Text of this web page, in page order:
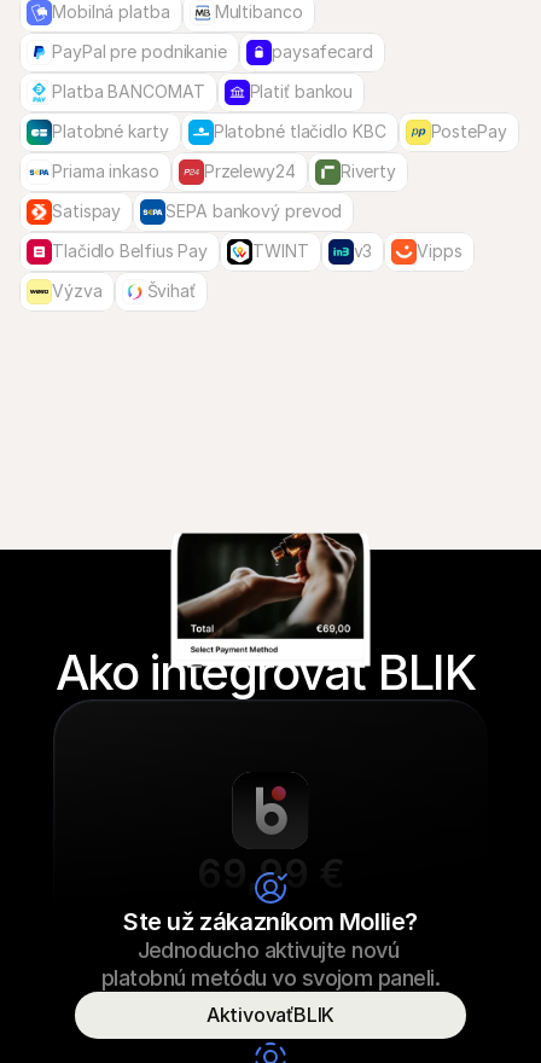
Mobilná platba
Multibanco
PayPal pre podnikanie
paysafecard
Platba BANCOMAT
Platiť bankou
Platobné karty
Platobné tlačidlo KBC
PostePay
Priama inkaso
Przelewy24
Riverty
Satispay
SEPA bankový prevod
Tlačidlo Belfius Pay
TWINT v3
Vipps
Výzva
Švihať
Ako integrovať BLIK
69,99 €
Šnúrky na tenisky
Šnúrky na tenisky
23.09.2022 17:29 69,99 €
Zaplatené
Ste už zákazníkom Mollie?
Jednoducho aktivujte novú
platobnú metódu vo svojom paneli.
AktivovaťBLIK